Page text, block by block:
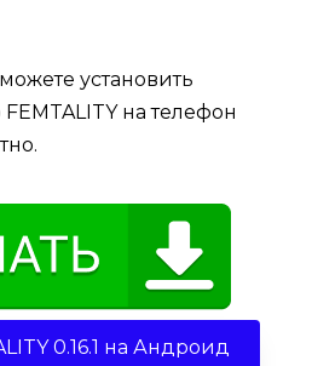
установить
на телефон
0.16.1 на Андроид